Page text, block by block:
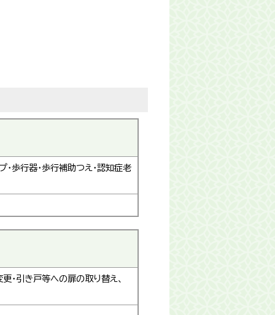
・歩行器・歩行補助つえ・認知症老
・引き戸等への扉の取り替え、